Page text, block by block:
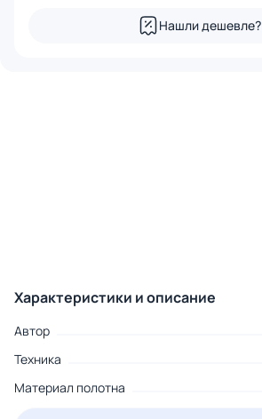
Нашли дешевле?
Характеристики и описание
Автор
Техника
Материал полотна